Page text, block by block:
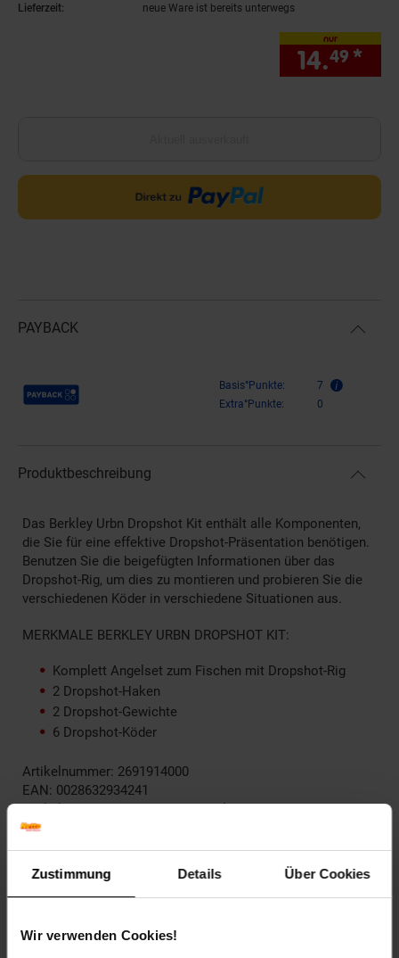
Zustimmung Details Über Cookies
Wir verwenden Cookies!
Lieferzeit: neue Ware ist bereits unterwegs
nur
14.49 *
PAYBACK
Payback Punkte Basis°Punkte:
7
Extra°Punkte:
0
Produktbeschreibung
Das Berkley Urbn Dropshot Kit enthält alle Komponenten,
die Sie für eine effektive Dropshot-Präsentation benötigen.
Benutzen Sie die beigefügten Informationen über das
Dropshot-Rig, um dies zu montieren und probieren Sie die
verschiedenen Köder in verschiedene Situationen aus.
MERKMALE BERKLEY URBN DROPSHOT KIT:
Komplett Angelset zum Fischen mit Dropshot-Rig
2 Dropshot-Haken
2 Dropshot-Gewichte
6 Dropshot-Köder
Artikelnummer: 2691914000
EAN: 0028632934241
Artikel gehört zur Kategorie:Angel-Sets
Versandinformationen